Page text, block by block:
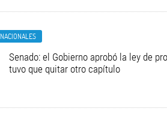
NACIONALES
Senado: el Gobierno aprobó la ley de
tuvo que quitar otro capítulo